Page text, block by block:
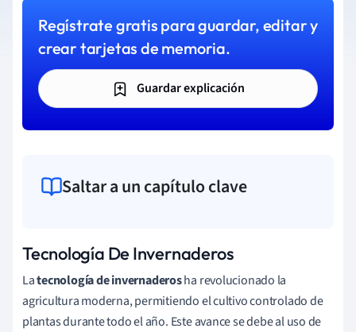
Regístrate gratis para guardar, editar y
crear tarjetas de memoria.
Guardar explicación
Saltar a un capítulo clave
Tecnología De Invernaderos
Latecnología de invernaderosha revolucionado la
agricultura moderna, permitiendo el cultivo controlado de
plantas durante todo el año. Este avance se debe al uso de